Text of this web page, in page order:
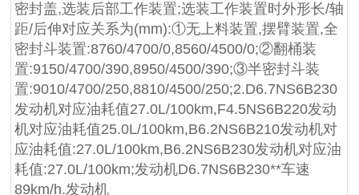
密封盖,选装后部工作装置;选装工作装置时外形长/轴
距/后伸对应关系为(mm):①无上料装置,摆臂装置,全
密封斗装置:8760/4700/0,8560/4500/0;②翻桶装
置:9150/4700/390,8950/4500/390;③半密封斗装
置:9010/4700/250,8810/4500/250;2.D6.7NS6B230
发动机对应油耗值27.0L/100km,F4.5NS6B220发动
机对应油耗值25.0L/100km,B6.2NS6B210发动机对
应油耗值:27.0L/100km,B6.2NS6B230发动机对应油
耗值:27.0L/100km;发动机D6.7NS6B230**车速
89km/h.发动机